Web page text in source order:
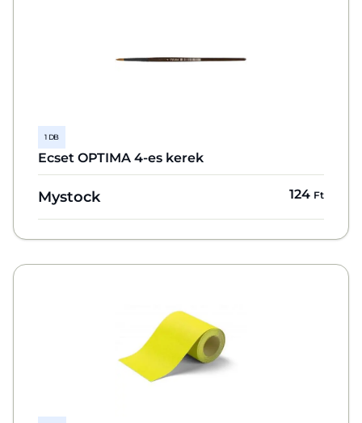
1 DB
Ecset OPTIMA 4-es kerek
Mystock 124 Ft